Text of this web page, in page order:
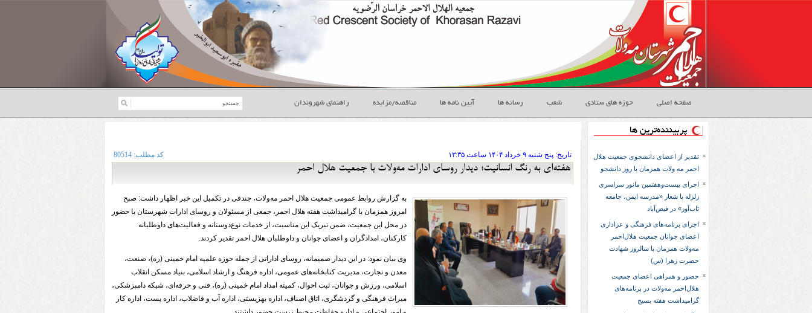
صفحه اصلی حوزه های ستادی شعب رسانه ها آیین نامه ها مناقصه/مزایده راهنمای شهروندان
پربیننده‌ترین ها
تقدیر از اعضای دانشجوی جمعیت هلال
احمر مه ولات همزمان با روز دانشجو
اجرای بیست‌وهفتمین مانور سراسری
زلزله با شعار «مدرسه ایمن، جامعه
تاب‌آور» در فیض‌آباد
اجرای برنامه‌های فرهنگی و عزاداری
اعضای جوانان جمعیت هلال‌احمر
مه‌ولات همزمان با سالروز شهادت
حضرت زهرا (س)
حضور و همراهی اعضای جمعیت
هلال‌احمر مه‌ولات در برنامه‌های
گرامیداشت هفته بسیج
تاريخ: ۱۴۰۴ پنج شنبه ۹ خرداد ساعت ۱۳:۳۵ کد مطلب: 80514
هفته‌ای به رنگ انسانیت؛ دیدار روسای ادارات مه‌ولات با جمعیت هلال احمر
به گزارش روابط عمومی جمعیت هلال احمر مه‌ولات، جندقی در تکمیل این خبر اظهار داشت: صبح
امروز همزمان با گرامیداشت هفته هلال احمر، جمعی از مسئولان و روسای ادارات شهرستان با حضور
در محل این جمعیت، ضمن تبریک این مناسبت، از خدمات نوع‌دوستانه و فعالیت‌های داوطلبانه
کارکنان، امدادگران و اعضای جوانان و داوطلبان هلال احمر تقدیر کردند.
وی بیان نمود: در این دیدار صمیمانه، روسای اداراتی از جمله حوزه علمیه امام خمینی (ره)، صنعت،
معدن و تجارت، مدیریت کتابخانه‌های عمومی، اداره فرهنگ و ارشاد اسلامی، بنیاد مسکن انقلاب
اسلامی، ورزش و جوانان، ثبت احوال، کمیته امداد امام خمینی (ره)، فنی و حرفه‌ای، شبکه دامپزشکی،
میراث فرهنگی و گردشگری، اتاق اصناف، اداره بهزیستی، اداره آب و فاضلاب، اداره پست، اداره کار